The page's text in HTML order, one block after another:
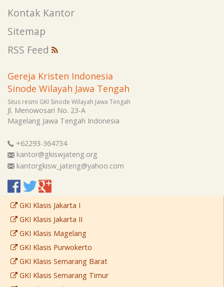
Kontak Kantor
Sitemap
RSS Feed
Gereja Kristen Indonesia
Sinode Wilayah Jawa Tengah
Situs resmi GKI Sinode Wilayah Jawa Tengah
Jl. Menowosari No. 23-A
Magelang Jawa Tengah Indonesia
+62293-364734
kantor@gkiswjateng.org
kantorgkisw_jateng@yahoo.com
GKI Klasis Jakarta I
GKI Klasis Jakarta II
GKI Klasis Magelang
GKI Klasis Purwokerto
GKI Klasis Semarang Barat
GKI Klasis Semarang Timur